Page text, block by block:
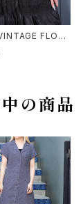
FLOW
HALF SLEEVE
CARDIGA
の商品